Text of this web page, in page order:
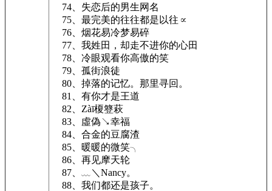
74、失恋后的男生网名
75、最完美的往往都是以往∝
76、烟花易冷梦易碎
77、我姓田，却走不进你的心田
78、冷眼观看你高傲的笑
79、孤街浪徒
80、掉落的记忆。那里寻回。
81、有你才是王道
82、Zàī榎簦萩
83、虛偽↘幸福
84、合金的豆腐渣
85、暖暖的微笑╮
86、再见摩天轮
87、﹏＼Nancy。
88、我们都还是孩子。